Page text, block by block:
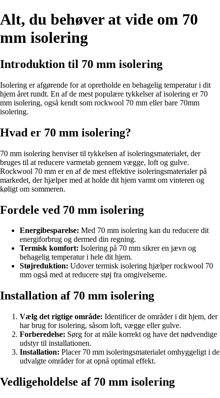
Alt, du behøver at vide om 70
mm isolering
Introduktion til 70 mm isolering
Isolering er afgørende for at opretholde en behagelig temperatur i dit
hjem året rundt. En af de mest populære tykkelser af isolering er 70
mm isolering, også kendt som rockwool 70 mm eller bare 70mm
isolering.
Hvad er 70 mm isolering?
70 mm isolering henviser til tykkelsen af isoleringsmaterialet, der
bruges til at reducere varmetab gennem vægge, loft og gulve.
Rockwool 70 mm er en af de mest effektive isoleringsmaterialer på
markedet, der hjælper med at holde dit hjem varmt om vinteren og
køligt om sommeren.
Fordele ved 70 mm isolering
Energibesparelse: Med 70 mm isolering kan du reducere dit
energiforbrug og dermed din regning.
Termisk komfort: Isolering på 70 mm sikrer en jævn og
behagelig temperatur i hele dit hjem.
Støjreduktion: Udover termisk isolering hjælper rockwool 70
mm også med at reducere støj fra omgivelserne.
Installation af 70 mm isolering
Vælg det rigtige område: Identificer de områder i dit hjem, der
har brug for isolering, såsom loft, vægge eller gulve.
Forberedelse: Sørg for at måle korrekt og have det nødvendige
udstyr til installationen.
Installation: Placer 70 mm isoleringsmaterialet omhyggeligt i de
udvalgte områder for at opnå optimal effekt.
Vedligeholdelse af 70 mm isolering